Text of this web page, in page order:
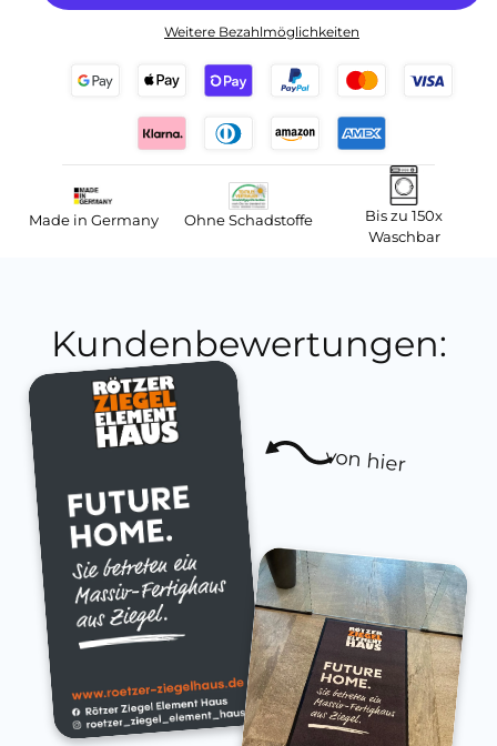
Weitere Bezahlmöglichkeiten
Made in Germany Ohne Schadstoffe
Bis zu 150x
Waschbar
Kundenbewertungen:
von hier